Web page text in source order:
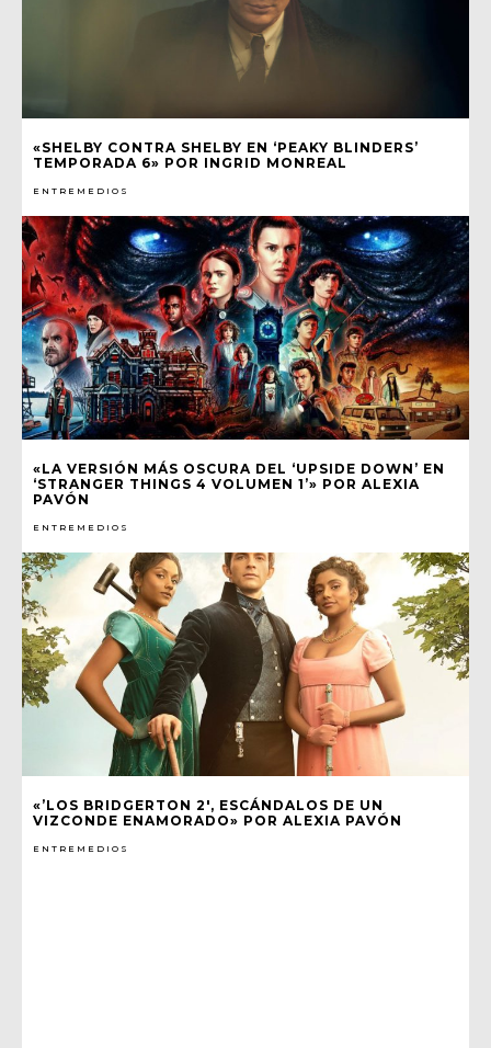
«SHELBY CONTRA SHELBY EN ‘PEAKY BLINDERS’
TEMPORADA 6» POR INGRID MONREAL
ENTREMEDIOS
«LA VERSIÓN MÁS OSCURA DEL ‘UPSIDE DOWN’ EN
‘STRANGER THINGS 4 VOLUMEN 1’» POR ALEXIA
PAVÓN
ENTREMEDIOS
«’LOS BRIDGERTON 2′, ESCÁNDALOS DE UN
VIZCONDE ENAMORADO» POR ALEXIA PAVÓN
ENTREMEDIOS